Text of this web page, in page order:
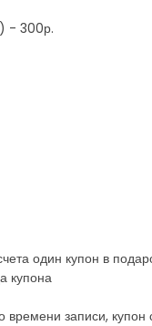
- 300р.
один купон в
купона
времени записи,